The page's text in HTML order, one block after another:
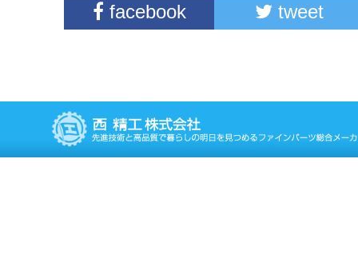
facebook tweet